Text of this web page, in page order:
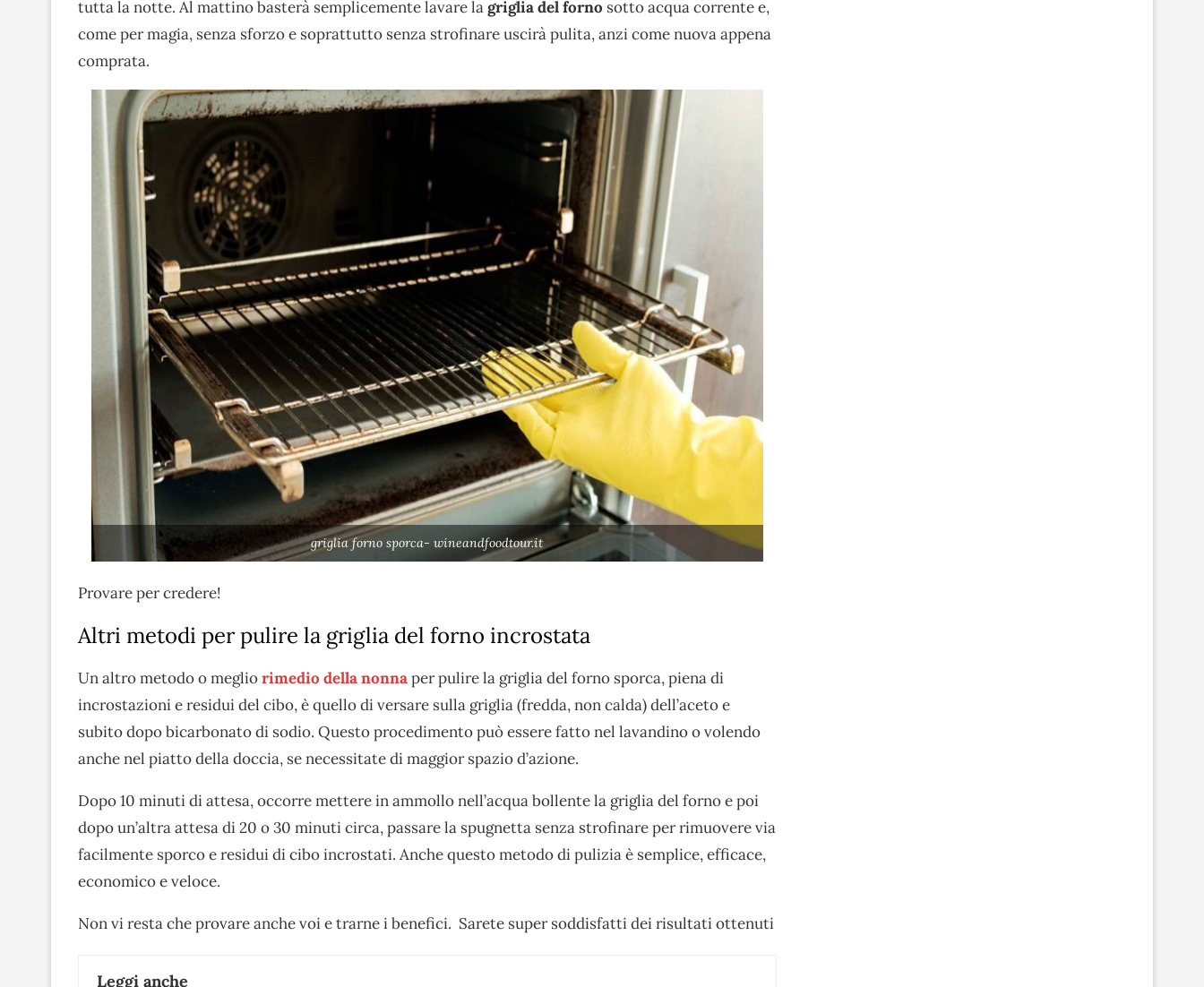
tutta la notte. Al mattino basterà semplicemente lavare lagriglia del forno sotto acqua corrente e,
come per magia, senza sforzo e soprattutto senza strofinare uscirà pulita, anzi come nuova appena
comprata.
griglia forno sporca- wineandfoodtour.it
Provare per credere!
Altri metodi per pulire la griglia del forno incrostata
Un altro metodo o megliorimedio della nonnaper pulire la griglia del forno sporca, piena di
incrostazioni e residui del cibo, è quello di versare sulla griglia (fredda, non calda) dell’aceto e
subito dopo bicarbonato di sodio. Questo procedimento può essere fatto nel lavandino o volendo
anche nel piatto della doccia, se necessitate di maggior spazio d’azione.
Dopo 10 minuti di attesa, occorre mettere in ammollo nell’acqua bollente la griglia del forno e poi
dopo un’altra attesa di 20 o 30 minuti circa, passare la spugnetta senza strofinare per rimuovere via
facilmente sporco e residui di cibo incrostati. Anche questo metodo di pulizia è semplice, efficace,
economico e veloce.
Non vi resta che provare anche voi e trarne i benefici. Sarete super soddisfatti dei risultati ottenuti
Leggi anche